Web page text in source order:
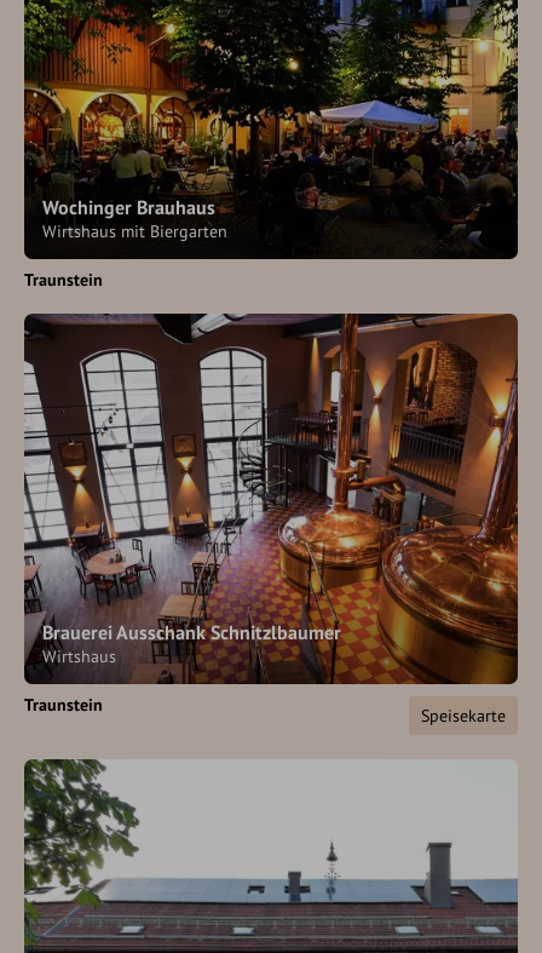
Wochinger Brauhaus
Wirtshaus mit Biergarten
Traunstein
Brauerei Ausschank Schnitzlbaumer
Wirtshaus
Traunstein Speisekarte